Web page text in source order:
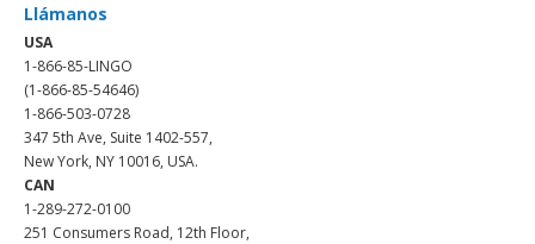
Llámanos
USA
1-866-85-LINGO
(1-866-85-54646)
1-866-503-0728
347 5th Ave, Suite 1402-557,
New York, NY 10016, USA.
CAN
1-289-272-0100
251 Consumers Road, 12th Floor,